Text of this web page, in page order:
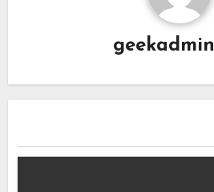
geekadmin